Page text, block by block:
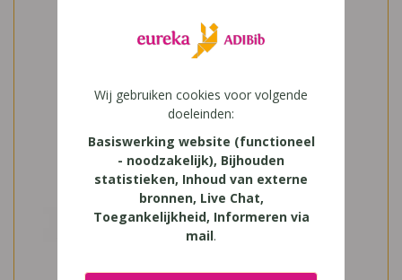
Wij gebruiken cookies voor volgende
doeleinden:
Basiswerking website (functioneel
- noodzakelijk), Bijhouden
statistieken, Inhoud van externe
bronnen, Live Chat,
Toegankelijkheid, Informeren via
mail.